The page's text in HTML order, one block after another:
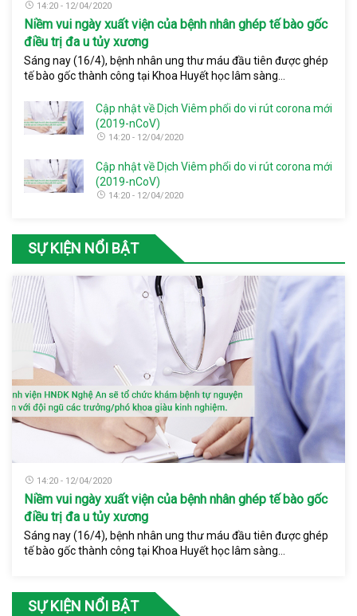
14:20 - 12/04/2020
Niềm vui ngày xuất viện của bệnh nhân ghép tế bào gốc
điều trị đa u tủy xương
Sáng nay (16/4), bệnh nhân ung thư máu đầu tiên được ghép
tế bào gốc thành công tại Khoa Huyết học lâm sàng...
Cập nhật về Dịch Viêm phổi do vi rút corona mới
(2019-nCoV)
14:20 - 12/04/2020
Cập nhật về Dịch Viêm phổi do vi rút corona mới
(2019-nCoV)
14:20 - 12/04/2020
SỰ KIỆN NỔI BẬT
14:20 - 12/04/2020
Niềm vui ngày xuất viện của bệnh nhân ghép tế bào gốc
điều trị đa u tủy xương
Sáng nay (16/4), bệnh nhân ung thư máu đầu tiên được ghép
tế bào gốc thành công tại Khoa Huyết học lâm sàng...
SỰ KIỆN NỔI BẬT